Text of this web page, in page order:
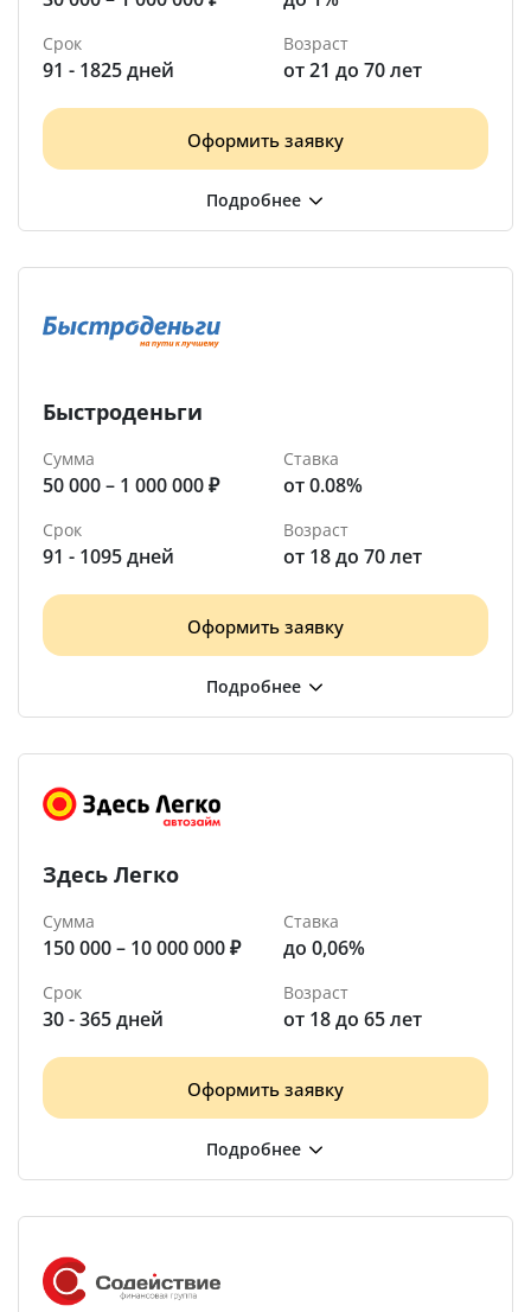
Срок
91 - 1825 дней
Возраст
от 21 до 70 лет
Оформить заявку
Быстроденьги
Сумма
50 000 – 1 000 000 ₽
Ставка
от 0.08%
Срок
91 - 1095 дней
Возраст
от 18 до 70 лет
Оформить заявку
Здесь Легко
Сумма
150 000 – 10 000 000 ₽
Ставка
до 0,06%
Срок
30 - 365 дней
Возраст
от 18 до 65 лет
Оформить заявку